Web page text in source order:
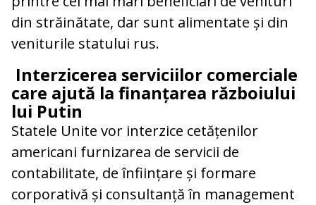
din străinătate, dar sunt alimentate și din
veniturile statului rus.
Interzicerea serviciilor comerciale
care ajută la finanțarea războiului
lui Putin
Statele Unite vor interzice cetățenilor
americani furnizarea de servicii de
contabilitate, de înființare și formare
corporativă și consultanță în management